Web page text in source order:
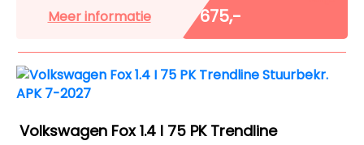
Meer informatie € 675,-
Volkswagen Fox 1.4 I 75 PK Trendline